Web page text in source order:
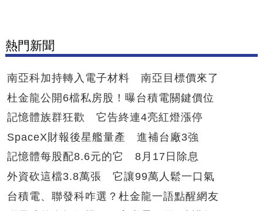
熱門新聞
南亞科加持轉入電子材料 南亞目標價來了
杜金龍公開6檔私房股！曝台積電關鍵價位
記憶體族群狂歡 它告終連4亮紅燈漲停
SpaceX財報後星艦量產 進補台廠3強
記憶體每股配8.6元的它 8月17日除息
外資砍這檔3.8萬張 它讓99萬人鬆一口氣
台積電、聯發科咋選？杜金龍一語點醒網友